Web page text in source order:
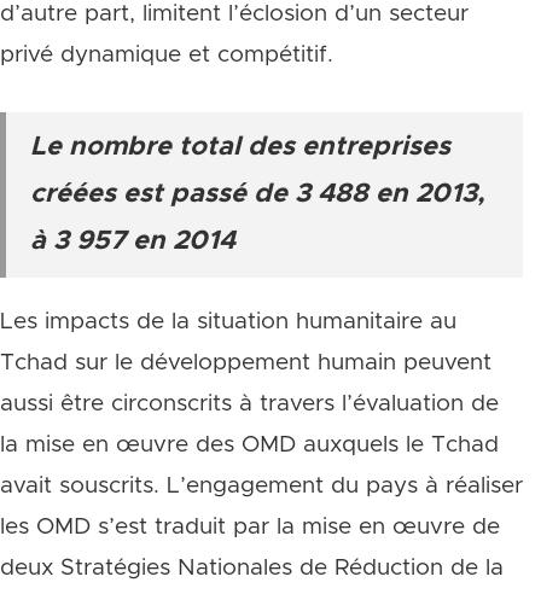
d’autre part, limitent l’éclosion d’un secteur
privé dynamique et compétitif.
Le nombre total des entreprises
créées est passé de 3 488 en 2013,
à 3 957 en 2014
Les impacts de la situation humanitaire au
Tchad sur le développement humain peuvent
aussi être circonscrits à travers l’évaluation de
la mise en œuvre des OMD auxquels le Tchad
avait souscrits. L’engagement du pays à réaliser
les OMD s’est traduit par la mise en œuvre de
deux Stratégies Nationales de Réduction de la